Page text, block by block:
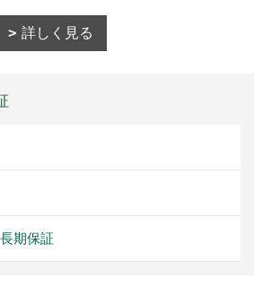
詳しく見る
期保証